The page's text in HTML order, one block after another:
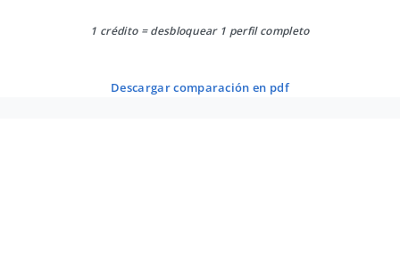
1 crédito = desbloquear 1 perfil completo
descargar comparación en pdf